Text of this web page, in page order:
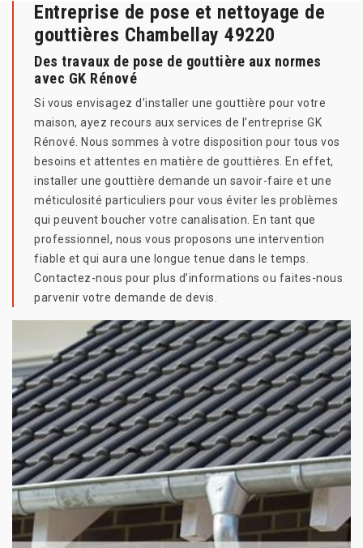
Entreprise de pose et nettoyage de
gouttières Chambellay 49220
Des travaux de pose de gouttière aux normes
avec GK Rénové
Si vous envisagez d’installer une gouttière pour votre
maison, ayez recours aux services de l’entreprise GK
Rénové. Nous sommes à votre disposition pour tous vos
besoins et attentes en matière de gouttières. En effet,
installer une gouttière demande un savoir-faire et une
méticulosité particuliers pour vous éviter les problèmes
qui peuvent boucher votre canalisation. En tant que
professionnel, nous vous proposons une intervention
fiable et qui aura une longue tenue dans le temps.
Contactez-nous pour plus d’informations ou faites-nous
parvenir votre demande de devis.